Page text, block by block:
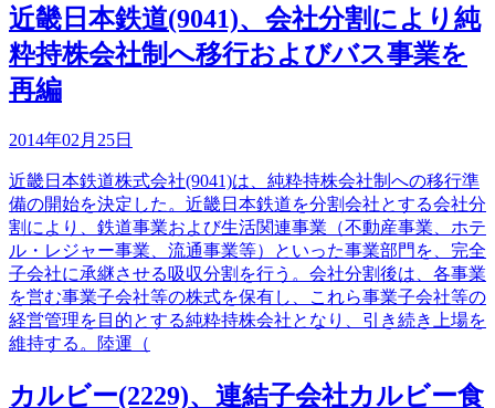
近畿日本鉄道(9041)、会社分割により純
粋持株会社制へ移行およびバス事業を
再編
2014年02月25日
近畿日本鉄道株式会社(9041)は、純粋持株会社制への移行準
備の開始を決定した。近畿日本鉄道を分割会社とする会社分
割により、鉄道事業および生活関連事業（不動産事業、ホテ
ル・レジャー事業、流通事業等）といった事業部門を、完全
子会社に承継させる吸収分割を行う。会社分割後は、各事業
を営む事業子会社等の株式を保有し、これら事業子会社等の
経営管理を目的とする純粋持株会社となり、引き続き上場を
維持する。陸運（
カルビー(2229)、連結子会社カルビー食